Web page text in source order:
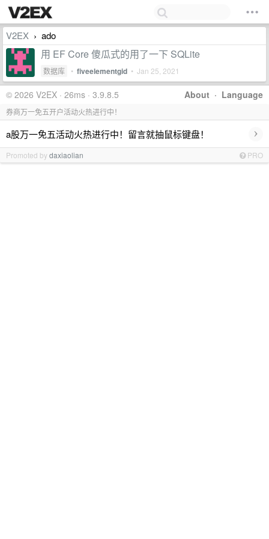
V2EX › ado
用 EF Core 傻瓜式的用了一下 SQLite
数据库 • fiveelementgid • Jan 25, 2021
About · Language
© 2026 V2EX · 26ms · 3.9.8.5
券商万一免五开户活动火热进行中！
a股万一免五活动火热进行中！留言就抽鼠标键盘！ ›
Promoted bydaxiaolian PRO